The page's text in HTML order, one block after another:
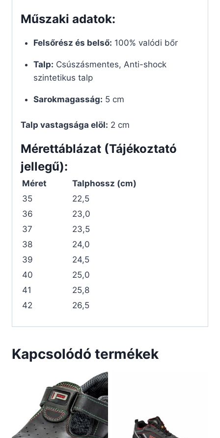
Műszaki adatok:
Felsőrész és belső: 100% valódi bőr
Talp: Csúszásmentes, Anti-shock
szintetikus talp
Sarokmagasság: 5 cm
Talp vastagsága elöl: 2 cm
Mérettáblázat (Tájékoztató
jellegű):
Méret
Talphossz (cm)
35
22,5
36
23,0
37
23,5
38
24,0
39
24,5
40
25,0
41
25,8
42
26,5
Kapcsolódó termékek